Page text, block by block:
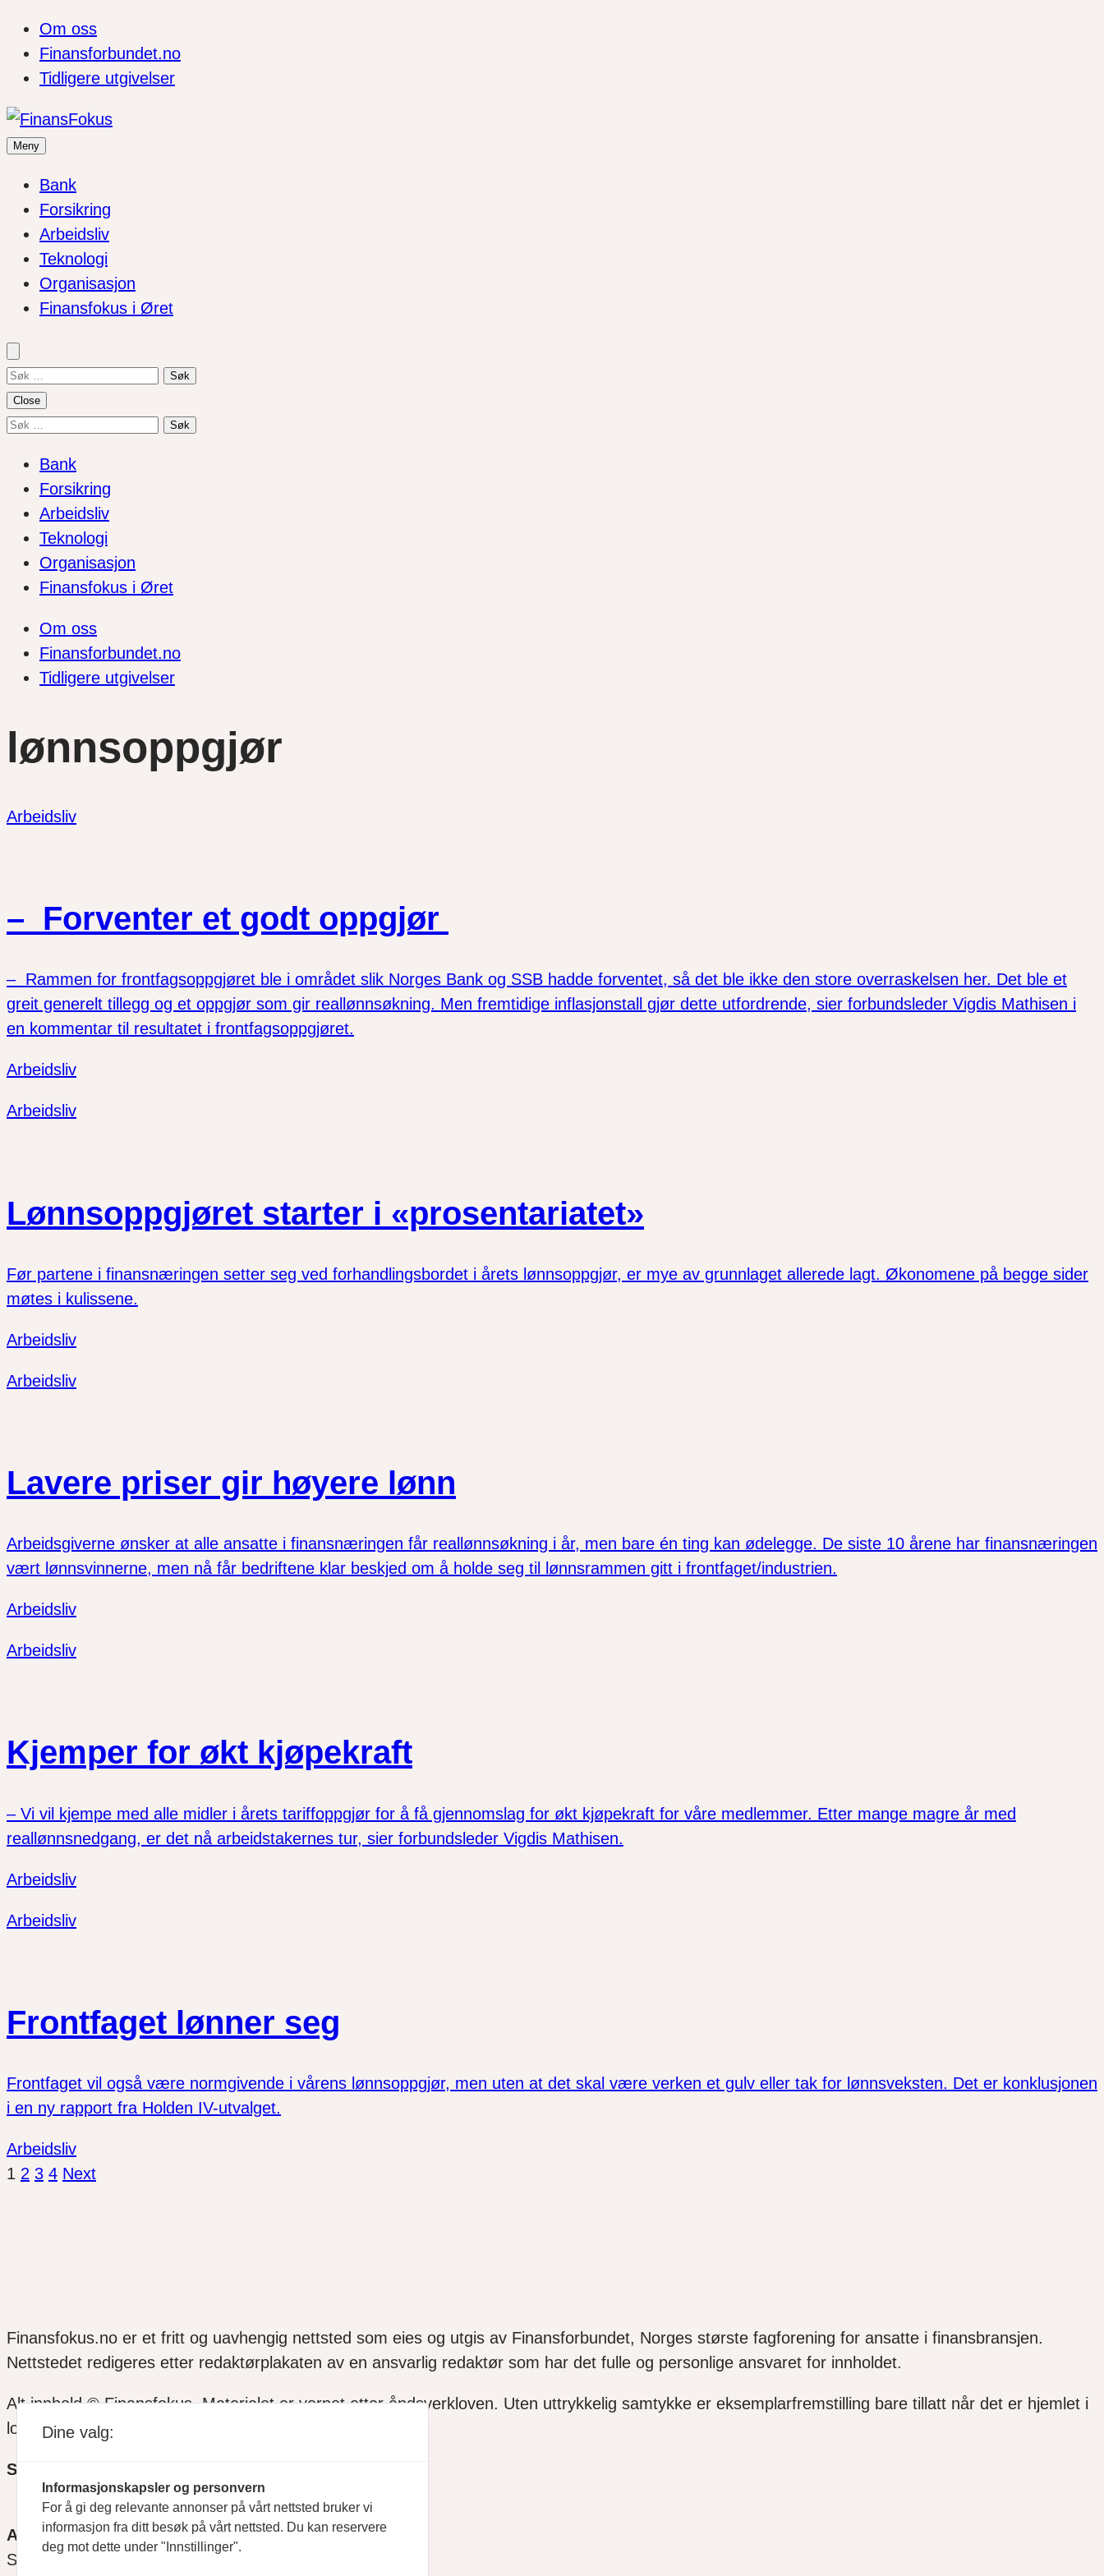
Om oss
Finansforbundet.no
Tidligere utgivelser
Meny
Bank
Forsikring
Arbeidsliv
Teknologi
Organisasjon
Finansfokus i Øret
Søk
etter:
Close
Søk
Bank
Forsikring
Arbeidsliv
Teknologi
Organisasjon
Finansfokus i Øret
Om oss
Finansforbundet.no
Tidligere utgivelser
lønnsoppgjør
Arbeidsliv
– Forventer et godt oppgjør
– Rammen for frontfagsoppgjøret ble i området slik Norges Bank og SSB hadde forventet, så det ble ikke den store overraskelsen her. Det ble et
greit generelt tillegg og et oppgjør som gir reallønnsøkning. Men fremtidige inflasjonstall gjør dette utfordrende, sier forbundsleder Vigdis Mathisen i
en kommentar til resultatet i frontfagsoppgjøret.
Arbeidsliv
Arbeidsliv
Lønnsoppgjøret starter i «prosentariatet»
Før partene i finansnæringen setter seg ved forhandlingsbordet i årets lønnsoppgjør, er mye av grunnlaget allerede lagt. Økonomene på begge sider
møtes i kulissene.
Arbeidsliv
Arbeidsliv
Lavere priser gir høyere lønn
Arbeidsgiverne ønsker at alle ansatte i finansnæringen får reallønnsøkning i år, men bare én ting kan ødelegge. De siste 10 årene har finansnæringen
vært lønnsvinnerne, men nå får bedriftene klar beskjed om å holde seg til lønnsrammen gitt i frontfaget/industrien.
Arbeidsliv
Arbeidsliv
Kjemper for økt kjøpekraft
– Vi vil kjempe med alle midler i årets tariffoppgjør for å få gjennomslag for økt kjøpekraft for våre medlemmer. Etter mange magre år med
reallønnsnedgang, er det nå arbeidstakernes tur, sier forbundsleder Vigdis Mathisen.
Arbeidsliv
Arbeidsliv
Frontfaget lønner seg
Frontfaget vil også være normgivende i vårens lønnsoppgjør, men uten at det skal være verken et gulv eller tak for lønnsveksten. Det er konklusjonen
i en ny rapport fra Holden IV-utvalget.
Arbeidsliv
1 2 3 4 Next
Finansfokus.no er et fritt og uavhengig nettsted som eies og utgis av Finansforbundet, Norges største fagforening for ansatte i finansbransjen.
Nettstedet redigeres etter redaktørplakaten av en ansvarlig redaktør som har det fulle og personlige ansvaret for innholdet.
Alt innhold © Finansfokus.Materialet er vernet etter åndsverkloven. Uten uttrykkelig samtykke er eksemplarfremstilling bare tillatt når det er hjemlet i
lov eller avtale med Kopinor
SOSIALE MEDIER
ANSVARLIG REDAKTØR
Svein Åge Eriksen
Dine valg:
Informasjonskapsler og personvern
For å gi deg relevante annonser på vårt nettsted bruker vi
informasjon fra ditt besøk på vårt nettsted. Du kan reservere
deg mot dette under "Innstillinger".